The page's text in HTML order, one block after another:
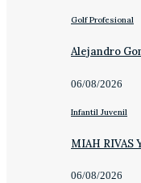
Golf Profesional
Alejandro
06/08/2026
Infantil Juvenil
MIAH RIVAS
06/08/2026